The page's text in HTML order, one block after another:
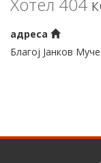
адреса
Благој Јанков